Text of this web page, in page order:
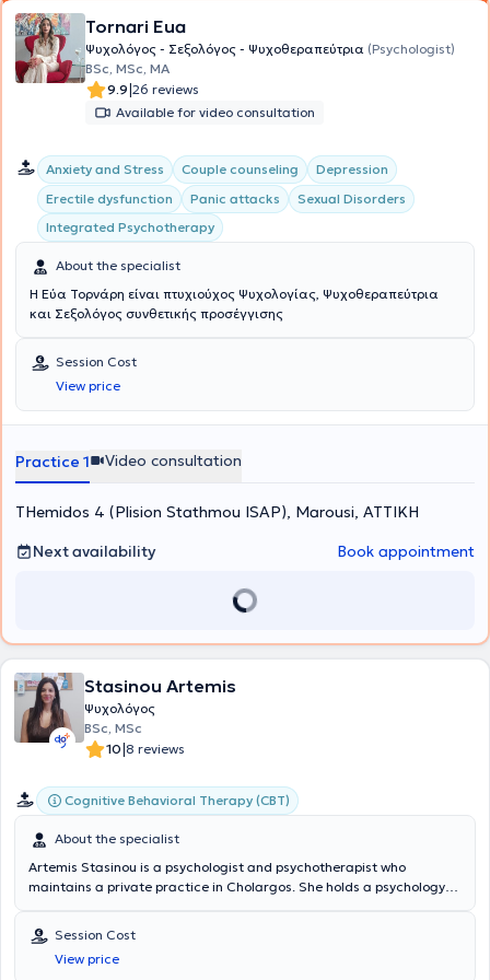
Tornari Eua
Ψυχολόγος - Σεξολόγος - Ψυχοθεραπεύτρια (Psychologist)
BSc, MSc, MA
9.9|26 reviews
Available for video consultation
Anxiety and Stress Couple counseling
Depression
Erectile dysfunction
Panic attacks
Sexual Disorders
Integrated Psychotherapy
About the specialist
Η Εύα Τορνάρη είναι πτυχιούχος Ψυχολογίας, Ψυχοθεραπεύτρια
και Σεξολόγος συνθετικής προσέγγισης
Session Cost
View price
Practice 1 Video consultation
THemidos 4 (Plision Stathmou ISAP), Marousi, ΑΤΤΙΚΗ
Next availability
Book appointment
Stasinou Artemis
Ψυχολόγος
BSc, MSc
10|8 reviews
Cognitive Behavioral Therapy (CBT)
About the specialist
Artemis Stasinou is a psychologist and psychotherapist who
maintains a private practice in Cholargos. She holds a psychology
London (UK) and a master's degree in "Health Promotion and
Education" from the Medical School of Athens (NKUA). Furthermore,
she has received further training in the Cognitive Behavioral
Session Cost
View price